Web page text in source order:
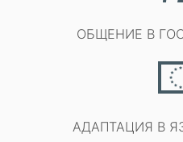
ОБЩЕНИЕ В
АДАПТАЦИЯ В